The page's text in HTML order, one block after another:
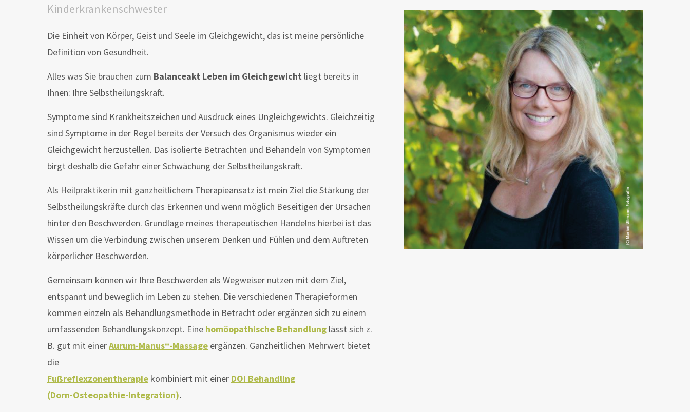
Kinderkrankenschwester
Die Einheit von Körper, Geist und Seele im Gleichgewicht, das ist meine persönliche
Definition von Gesundheit.
Alles was Sie brauchen zum Balanceakt Leben im Gleichgewicht liegt bereits in
Ihnen: Ihre Selbstheilungskraft.
Symptome sind Krankheitszeichen und Ausdruck eines Ungleichgewichts. Gleichzeitig
sind Symptome in der Regel bereits der Versuch des Organismus wieder ein
Gleichgewicht herzustellen. Das isolierte Betrachten und Behandeln von Symptomen
birgt deshalb die Gefahr einer Schwächung der Selbstheilungskraft.
Als Heilpraktikerin mit ganzheitlichem Therapieansatz ist mein Ziel die Stärkung der
Selbstheilungskräfte durch das Erkennen und wenn möglich Beseitigen der Ursachen
hinter den Beschwerden. Grundlage meines therapeutischen Handelns hierbei ist das
Wissen um die Verbindung zwischen unserem Denken und Fühlen und dem Auftreten
körperlicher Beschwerden.
Gemeinsam können wir Ihre Beschwerden als Wegweiser nutzen mit dem Ziel,
entspannt und beweglich im Leben zu stehen. Die verschiedenen Therapieformen
kommen einzeln als Behandlungsmethode in Betracht oder ergänzen sich zu einem
umfassenden Behandlungskonzept. Eine homöopathische Behandlung lässt sich z.
B. gut mit einerAurum-Manus®-Massage ergänzen. Ganzheitlichen Mehrwert bietet
die
Fußreflexzonentherapie kombiniert mit einer DOI Behandling
(Dorn-Osteopathie-Integration).